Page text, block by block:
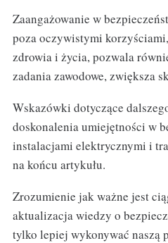
Zaangażowanie w
poza oczywistymi
zdrowia i życia, pozwala
zadania zawodowe, zwiększa
Wskazówki dotyczące
doskonalenia umiejętności w
instalacjami elektrycznymi i
na końcu artykułu.
Zrozumienie jak ważne jest
aktualizacja wiedzy o
tylko lepiej wykonywać naszą